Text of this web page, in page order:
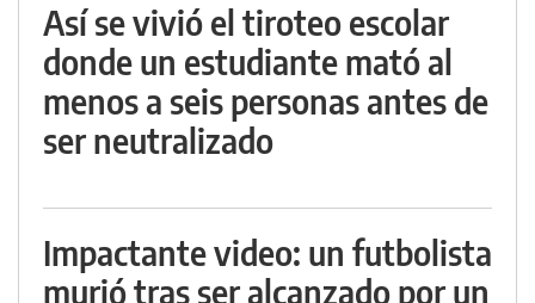
Así se vivió el tiroteo escolar
donde un estudiante mató al
menos a seis personas antes de
ser neutralizado
Impactante video: un futbolista
murió tras ser alcanzado por un